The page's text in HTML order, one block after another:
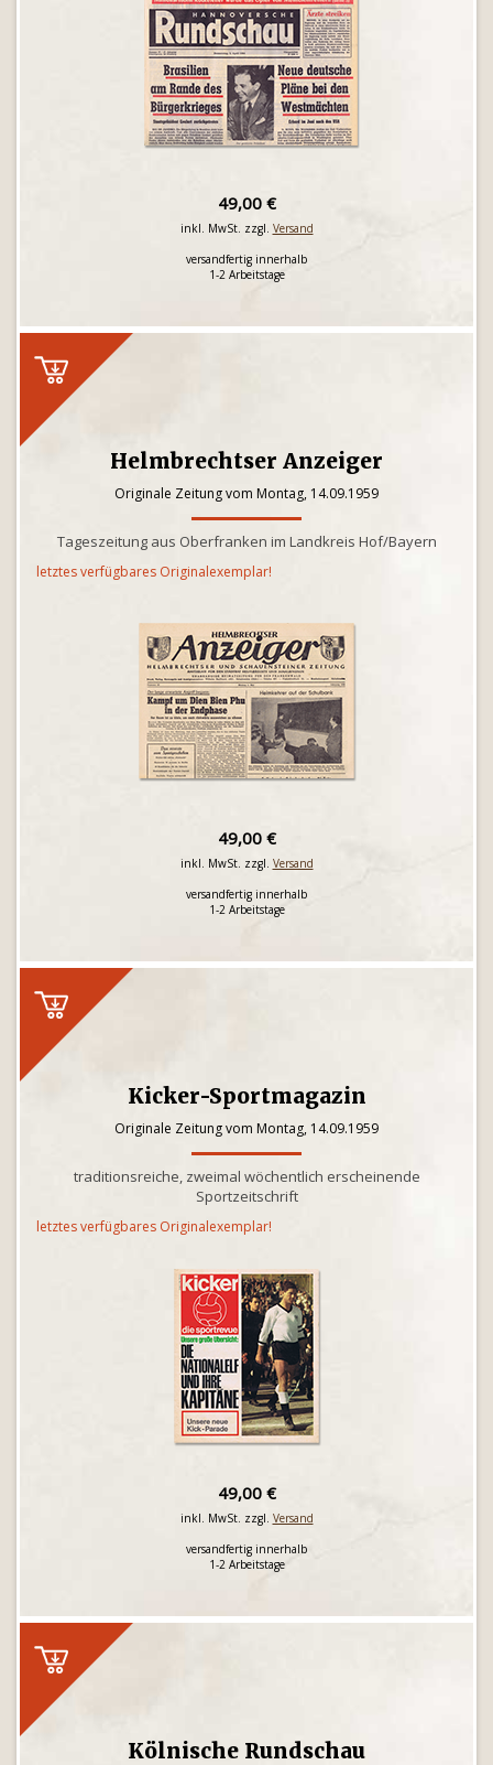
49,00 €
inkl. MwSt. zzgl. Versand
versandfertig innerhalb
1-2 Arbeitstage
Helmbrechtser Anzeiger
Originale Zeitung vom Montag, 14.09.1959
Tageszeitung aus Oberfranken im Landkreis Hof/Bayern
letztes verfügbares Originalexemplar!
49,00 €
inkl. MwSt. zzgl. Versand
versandfertig innerhalb
1-2 Arbeitstage
Kicker-Sportmagazin
Originale Zeitung vom Montag, 14.09.1959
traditionsreiche, zweimal wöchentlich erscheinende
Sportzeitschrift
letztes verfügbares Originalexemplar!
49,00 €
inkl. MwSt. zzgl. Versand
versandfertig innerhalb
1-2 Arbeitstage
Kölnische Rundschau